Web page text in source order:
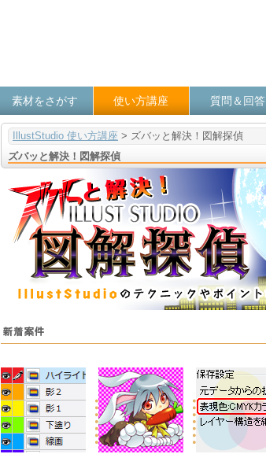
素材をさがす 使い方講座 質問＆回答
IllustStudio 使い方講座 > ズバッと解決！図解探偵
ズバッと解決！図解探偵